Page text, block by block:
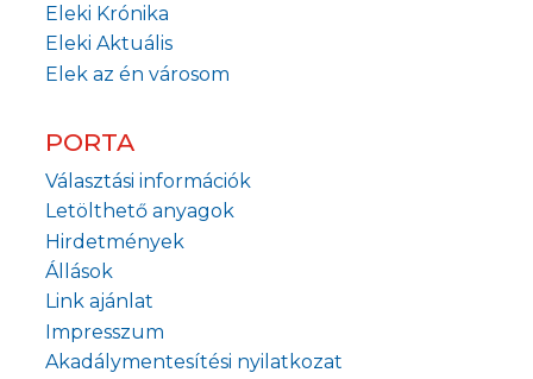
Eleki Krónika
Eleki Aktuális
Elek az én városom
PORTA
Választási információk
Letölthető anyagok
Hirdetmények
Állások
Link ajánlat
Impresszum
Akadálymentesítési nyilatkozat